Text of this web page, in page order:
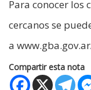
Para conocer los
cercanos se
a
Compartir esta nota